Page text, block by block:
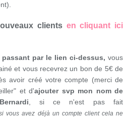
clients en cliquant ici
passant par le lien ci-dessus, vous
et vous recevrez un bon de 5€ de
avoir créé votre compte (merci de
et d'ajouter svp mon nom de
, si ce n'est pas fait
vous avez déjà un compte client cela ne